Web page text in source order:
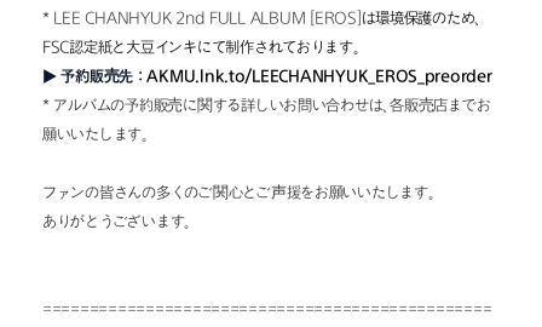
*
LEE CHANHYUK 2nd FULL ALBUM [EROS] は環境保護のため、
FSC認定紙と大豆インキにて制作されております。
▶ 予約販売先 : AKMU.lnk.to/LEECHANHYUK_EROS_preorder
* アルバムの予約販売に関する詳しいお問い合わせは、各販売店までお
願いいたします。
ファンの皆さんの多くのご関心とご声援をお願いいたします。
ありがとうございます。
================================================